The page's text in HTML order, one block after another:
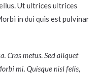
Ut ultrices ultrices
in dui quis est pulvinar
Cras metus. Sed aliquet
mi. Quisque nisl felis,